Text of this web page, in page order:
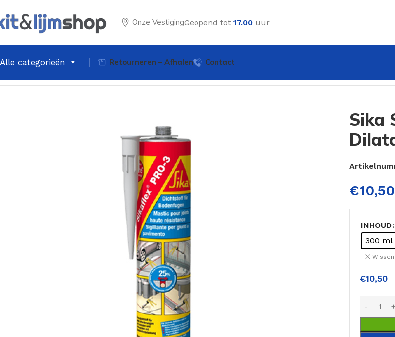
Onze VestigingGeopend tot 17.00 uur
Alle categorieën Retourneren – Afhalen Contact
Sika
€10,50
INHOUD
300 ml
Wissen
€10,50